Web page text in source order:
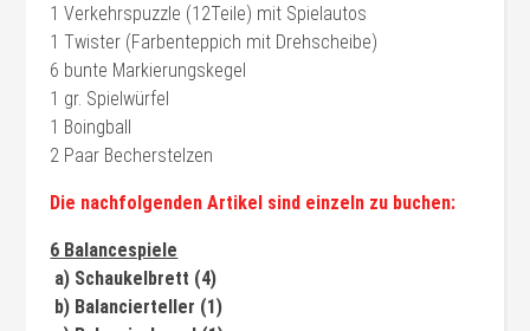
1 Verkehrspuzzle (12Teile) mit Spielautos
1 Twister (Farbenteppich mit Drehscheibe)
6 bunte Markierungskegel
1 gr. Spielwürfel
1 Boingball
2 Paar Becherstelzen
Die nachfolgenden Artikel sind einzeln zu buchen:
6 Balancespiele
a) Schaukelbrett (4)
b) Balancierteller (1)